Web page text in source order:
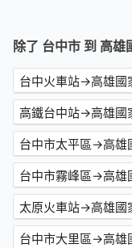
除了 台中市 到 高
台中火車站→高雄國
高鐵台中站→高雄國
台中市太平區→高雄
台中市霧峰區→高雄
太原火車站→高雄國
台中市大里區→高雄